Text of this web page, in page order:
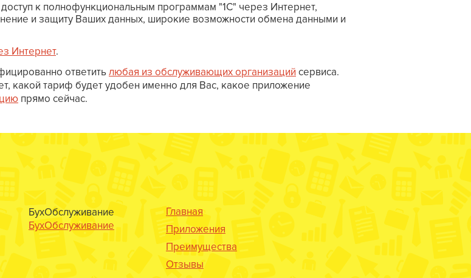
к полнофункциональным программам "1С" через Интернет,
и защиту Ваших данных, широкие возможности обмена данными и
Интернет.
ответитьлюбая из обслуживающих организаций сервиса.
какой тариф будет удобен именно для Вас, какое приложение
прямо сейчас.
БухОбслуживание
БухОбслуживание
Главная
Приложения
Преимущества
Отзывы